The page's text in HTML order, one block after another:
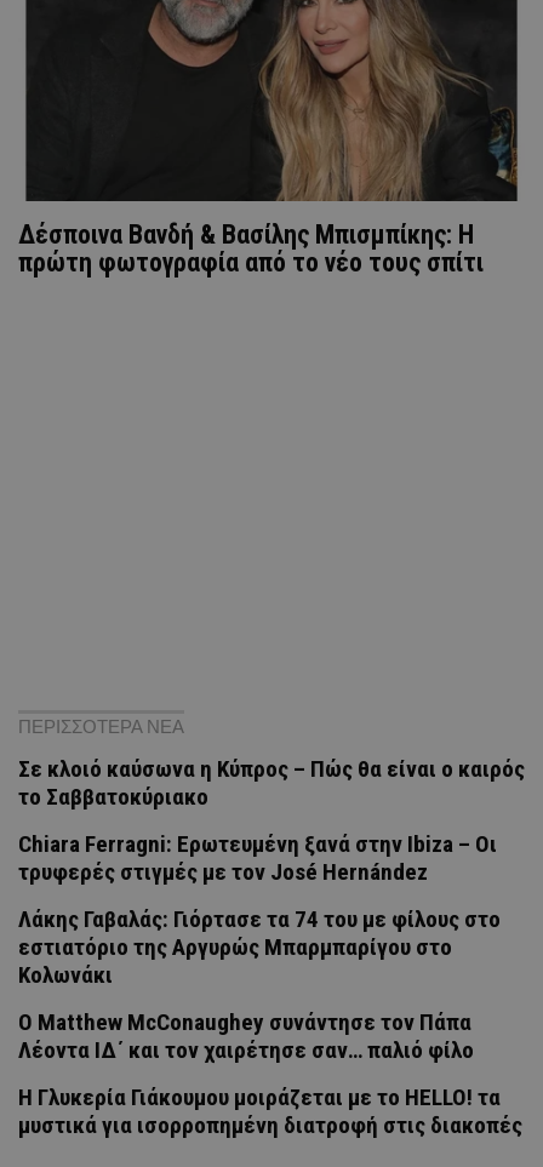
Δέσποινα Βανδή & Βασίλης Μπισμπίκης: Η
πρώτη φωτογραφία από το νέο τους σπίτι
ΠΕΡΙΣΣΟΤΕΡΑ ΝΕΑ
Σε κλοιό καύσωνα η Κύπρος – Πώς θα είναι ο καιρός
το Σαββατοκύριακο
Chiara Ferragni: Ερωτευμένη ξανά στην Ibiza – Οι
τρυφερές στιγμές με τον José Hernández
Λάκης Γαβαλάς: Γιόρτασε τα 74 του με φίλους στο
εστιατόριο της Αργυρώς Μπαρμπαρίγου στο
Κολωνάκι
Ο Matthew McConaughey συνάντησε τον Πάπα
Λέοντα ΙΔ΄ και τον χαιρέτησε σαν… παλιό φίλο
H Γλυκερία Γιάκουμου μοιράζεται με το HELLO! τα
μυστικά για ισορροπημένη διατροφή στις διακοπές